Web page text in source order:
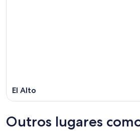
El Alto
Outros lugares